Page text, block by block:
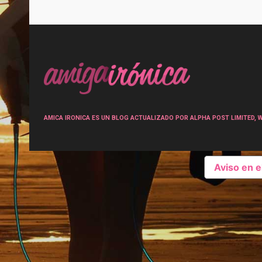
AMICA IRONICA ES UN BLOG ACTUALIZADO POR ALPHA POST
Aviso en